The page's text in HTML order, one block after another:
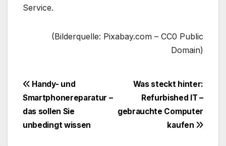
Service.
(Bilderquelle: Pixabay.com – CC0 Public
Domain)
BeitragsnavigationWas steckt hinter:
Refurbished IT –
gebrauchte Computer
kaufen
Handy- und
Smartphonereparatur –
das sollen Sie
unbedingt wissen